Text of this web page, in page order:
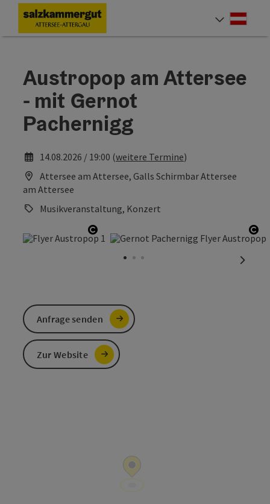
Zum InhaltAccesskey
[0]
Zur NavigationAccesskey
[1]
Zum Seitenanfang
Zum ImpressumAccesskey
[5]
Zu den Hinweisen zur Bedienung der Website Accesskey
Zur StartseiteAccesskey
[7]
Austropop am Attersee
- mit Gernot
Pachernigg
14.08.2026 / 19:00 (weitere Termine)
Attersee am Attersee, Galls Schirmbar Attersee
am Attersee
Musikveranstaltung, Konzert
Copyright öffnen
Anfrage senden
Zur Website